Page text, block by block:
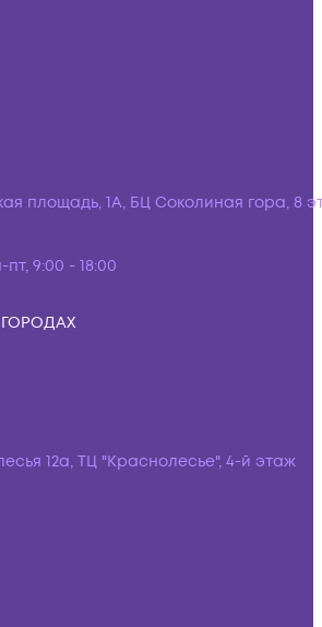
площадь, 1А, БЦ Соколиная гора, 8
пт, 9:00 - 18:00
12а, ТЦ "Краснолесье", 4-й этаж